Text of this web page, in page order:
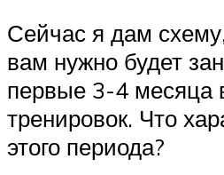
Сейчас я дам
вам нужно будет
первые 3-4 месяца
тренировок. Что
этого периода?